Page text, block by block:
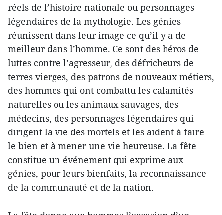
réels de l’histoire nationale ou personnages
légendaires de la mythologie. Les génies
réunissent dans leur image ce qu’il y a de
meilleur dans l’homme. Ce sont des héros de
luttes contre l’agresseur, des défricheurs de
terres vierges, des patrons de nouveaux métiers,
des hommes qui ont combattu les calamités
naturelles ou les animaux sauvages, des
médecins, des personnages légendaires qui
dirigent la vie des mortels et les aident à faire
le bien et à mener une vie heureuse. La fête
constitue un événement qui exprime aux
génies, pour leurs bienfaits, la reconnaissance
de la communauté et de la nation.